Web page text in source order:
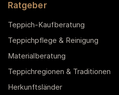
Ratgeber
Teppich-Kaufberatung
Teppichpflege & Reinigung
Materialberatung
Teppichregionen & Traditionen
Herkunftsländer